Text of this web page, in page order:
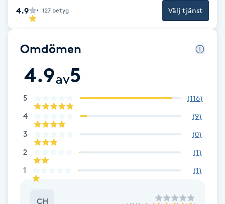
Fotvård
Fransar
Fransborttagning
Fransfärgning
Fransförlängning
Fransförlängning Megavolym
4.9 127 betyg Välj tjänst
Omdömen
4.9av5
5 (116)
4 (9)
3 (0)
2 (1)
1 (1)
CH